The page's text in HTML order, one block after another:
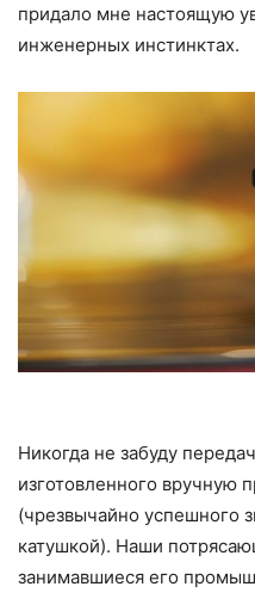
придало мне настоящую
инженерных инстинктах.
Никогда не забуду
изготовленного вручную
(чрезвычайно успешного
катушкой). Наши
занимавшиеся его